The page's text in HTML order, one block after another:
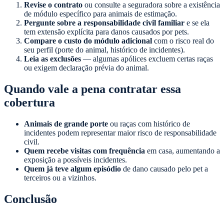
Revise o contrato ou consulte a seguradora sobre a existência
de módulo específico para animais de estimação.
Pergunte sobre a responsabilidade civil familiar e se ela
tem extensão explícita para danos causados por pets.
Compare o custo do módulo adicional com o risco real do
seu perfil (porte do animal, histórico de incidentes).
Leia as exclusões — algumas apólices excluem certas raças
ou exigem declaração prévia do animal.
Quando vale a pena contratar essa
cobertura
Animais de grande porte ou raças com histórico de
incidentes podem representar maior risco de responsabilidade
civil.
Quem recebe visitas com frequência em casa, aumentando a
exposição a possíveis incidentes.
Quem já teve algum episódio de dano causado pelo pet a
terceiros ou a vizinhos.
Conclusão